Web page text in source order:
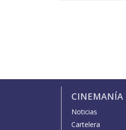
CINEMANÍA
Noticias
Cartelera